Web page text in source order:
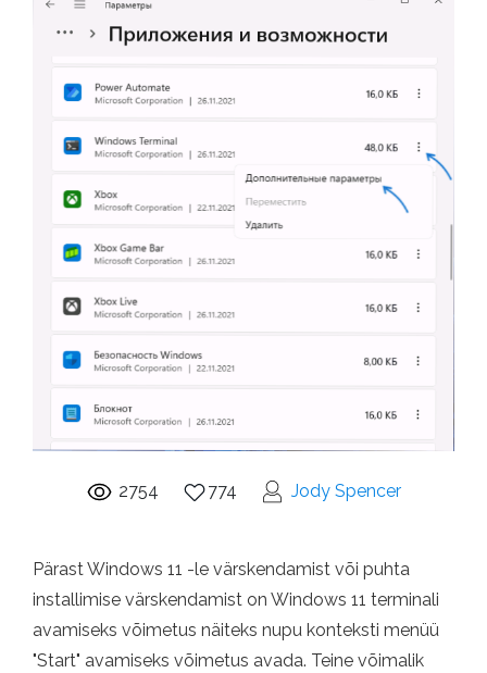
2754 774 Jody Spencer
Pärast Windows 11 -le värskendamist või puhta
installimise värskendamist on Windows 11 terminali
avamiseks võimetus näiteks nupu konteksti menüü
"Start" avamiseks võimetus avada. Teine võimalik